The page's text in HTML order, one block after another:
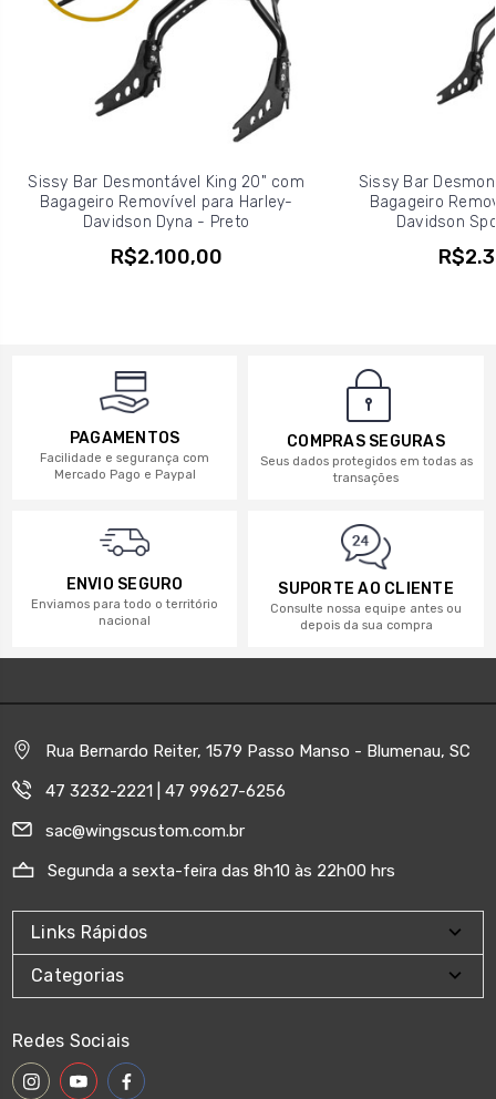
Sissy Bar Desmontável King 20" com
Bagageiro Removível para Harley-
Davidson Dyna - Preto
R$2.100,00
Sissy Bar
Bagageiro
Davidson
PAGAMENTOS
Facilidade e segurança com
Mercado Pago e Paypal
COMPRAS SEGURAS
Seus dados protegidos em todas as
transações
ENVIO SEGURO
Enviamos para todo o território
nacional
SUPORTE AO CLIENTE
Consulte nossa equipe antes ou
depois da sua compra
Rua Bernardo Reiter, 1579 Passo Manso - Blumenau, SC
47 3232-2221 | 47 99627-6256
sac@wingscustom.com.br
Segunda a sexta-feira das 8h10 às 22h00 hrs
Links Rápidos
Categorias
Redes Sociais